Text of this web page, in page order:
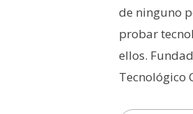
de ninguno
probar
ellos.
Tecnológico